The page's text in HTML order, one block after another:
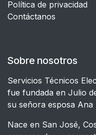
​Política de privacidad
Contáctanos
Sobre nosotros
Servicios Técnicos
fue fundada en Julio
su señora esposa
Nace en San José,